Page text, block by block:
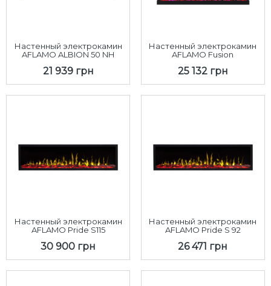
Настенный электрокамин
AFLAMO ALBION 50 NH
21 939 грн
Настенный электрокамин
AFLAMO Fusion
25 132 грн
Настенный электрокамин
AFLAMO Pride S115
30 900 грн
Настенный электрокамин
AFLAMO Pride S 92
26 471 грн